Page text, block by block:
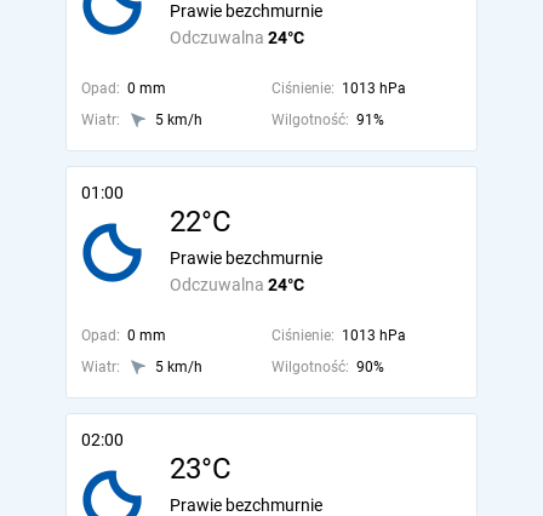
Odczuwalna 24°C
Prawie bezchmurnie
Opad: 0 mm Ciśnienie: 1013 hPa
Wiatr:
5 km/h Wilgotność: 91%
01:00
22°C
Odczuwalna 24°C
Prawie bezchmurnie
Opad: 0 mm Ciśnienie: 1013 hPa
Wiatr:
5 km/h Wilgotność: 90%
02:00
23°C
Prawie bezchmurnie